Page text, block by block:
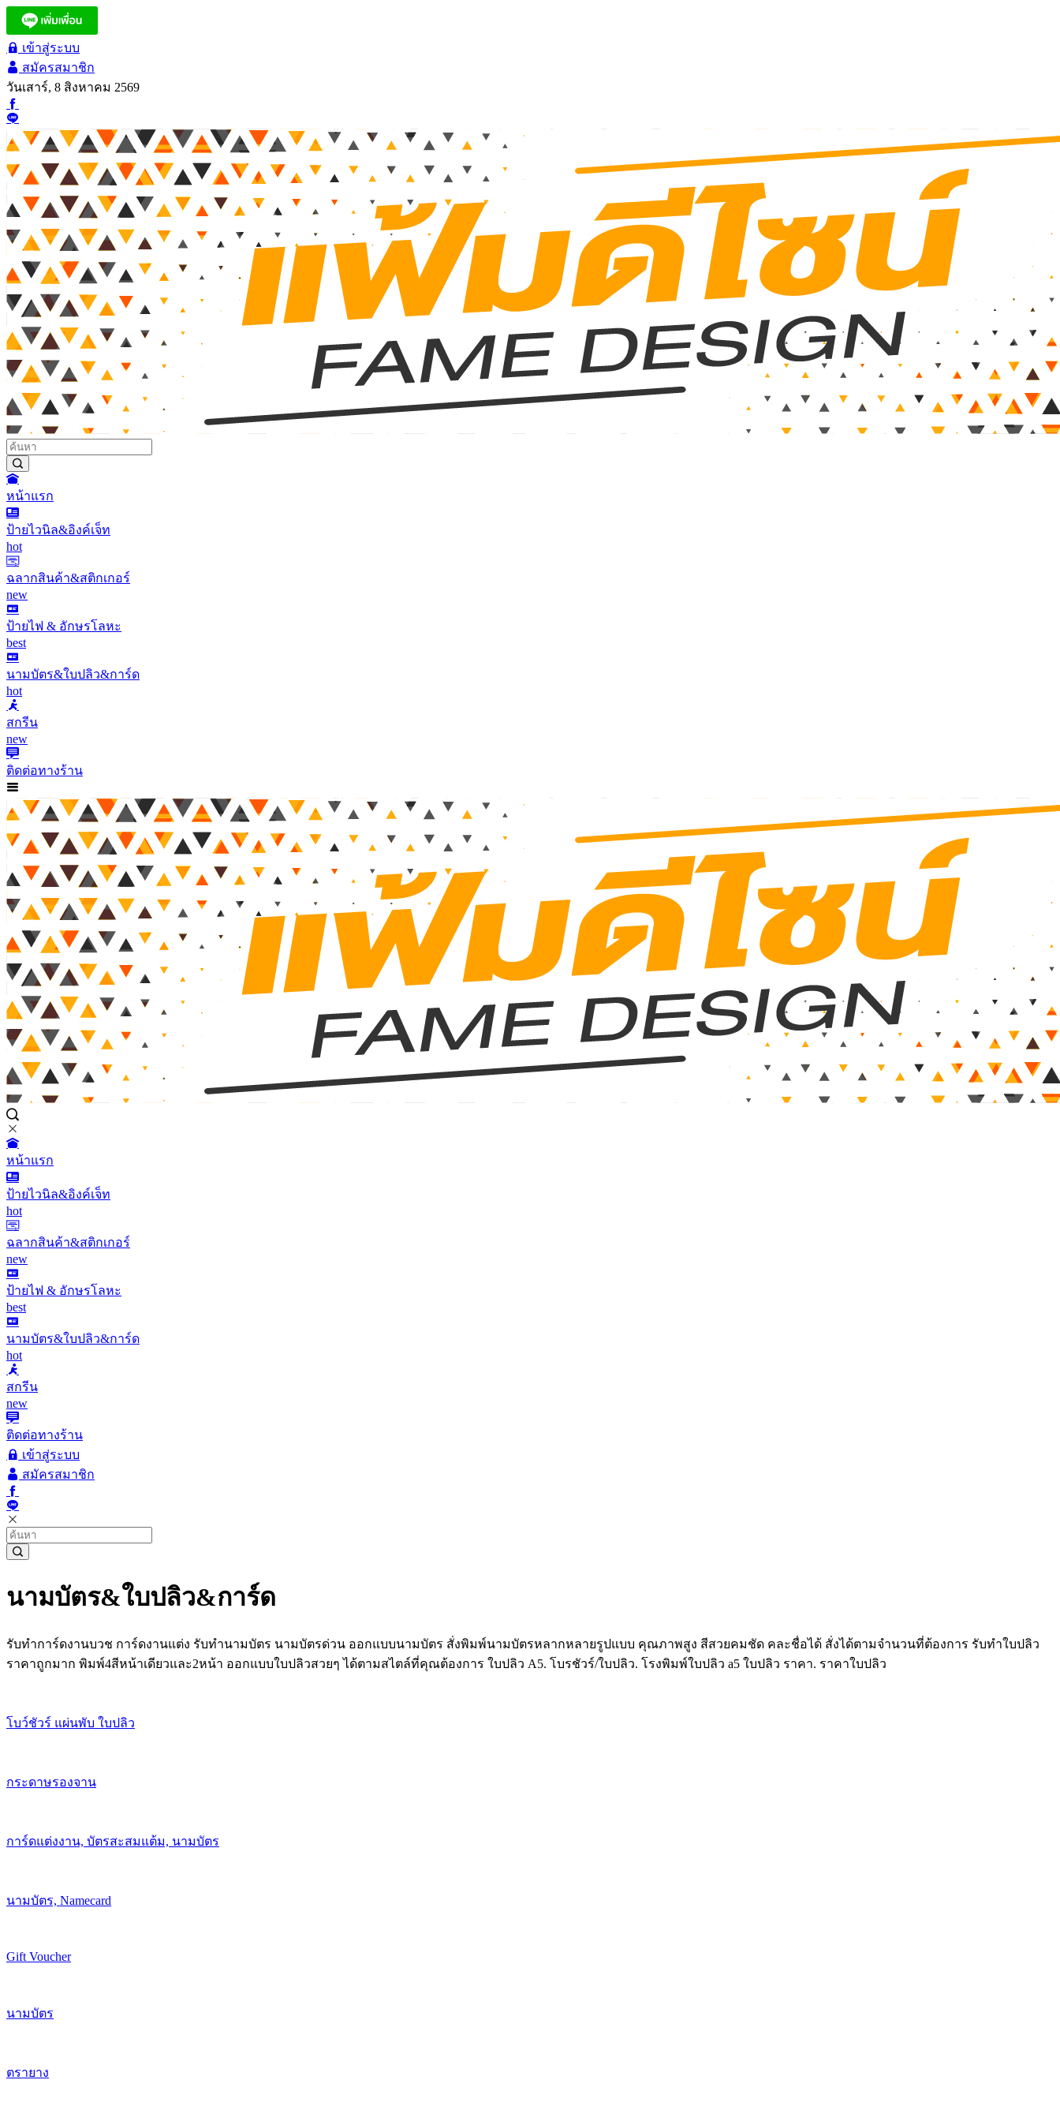
เข้าสู่ระบบ
สมัครสมาชิก
วันเสาร์, 8 สิงหาคม 2569
หน้าแรก
ป้ายไวนิล&อิงค์เจ็ท
hot
ฉลากสินค้า&สติกเกอร์
new
ป้ายไฟ & อักษรโลหะ
best
นามบัตร&ใบปลิว&การ์ด
hot
สกรีน
new
ติดต่อทางร้าน
หน้าแรก
ป้ายไวนิล&อิงค์เจ็ท
hot
ฉลากสินค้า&สติกเกอร์
new
ป้ายไฟ & อักษรโลหะ
best
นามบัตร&ใบปลิว&การ์ด
hot
สกรีน
new
ติดต่อทางร้าน
เข้าสู่ระบบ
สมัครสมาชิก
นามบัตร&ใบปลิว&การ์ด
รับทำการ์ดงานบวช การ์ดงานแต่ง รับทำนามบัตร นามบัตรด่วน ออกแบบนามบัตร สั่งพิมพ์นามบัตรหลากหลายรูปแบบ คุณภาพสูง สีสวยคมชัด คละชื่อได้ สั่งได้ตามจำนวนที่ต้องการ รับทำใบปลิว
ราคาถูกมาก พิมพ์4สีหน้าเดียวและ2หน้า ออกแบบใบปลิวสวยๆ ได้ตามสไตล์ที่คุณต้องการ ใบปลิว A5. โบรชัวร์/ใบปลิว. โรงพิมพ์ใบปลิว a5 ใบปลิว ราคา. ราคาใบปลิว
โบว์ชัวร์ แผ่นพับ ใบปลิว
กระดาษรองจาน
การ์ดแต่งงาน, บัตรสะสมแต้ม, นามบัตร
นามบัตร, Namecard
Gift Voucher
นามบัตร
ตรายาง